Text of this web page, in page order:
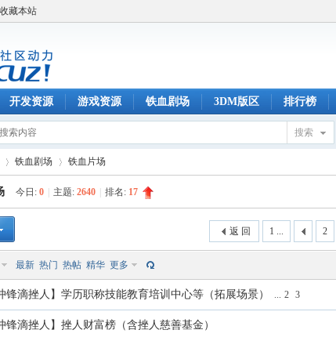
收藏本站
开发资源 游戏资源 铁血剧场 3DM版区 排行榜
搜索
›
铁血剧场 铁血片场
今日: 0 主题: 2640 排名: 17
1 ... 2
返 回
最新 热门 热帖 精华 更多
锋滴挫人】学历职称技能教育培训中心等（拓展场景） ... 2 3
锋滴挫人】挫人财富榜（含挫人慈善基金）